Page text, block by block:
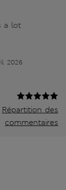
a lot
2026
Répartition des
commentaires